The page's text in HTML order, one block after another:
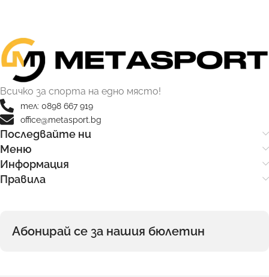
Всичко за спорта на едно място!
тел: 0898 667 919
office@metasport.bg
Последвайте ни
Меню
Информация
Правила
Абонирай се за нашия бюлетин